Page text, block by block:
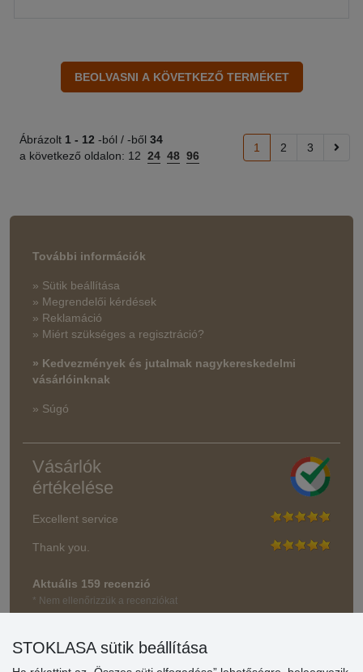
Ábrázolt 1 - 12 -ból / -ből 34
a következő oldalon: 12 24 48 96
1 2 3
További információk
» Sütik beállítása
» Megrendelői kérdések
» Reklamáció
» Miért szükséges a regisztráció?
» Kedvezmények és jutalmak nagykereskedelmi
vásárlóinknak
» Súgó
Vásárlók
értékelése
Excellent service
Thank you.
Aktuális 159 recenzió
* Nem ellenőrizzük a recenziókat
STOKLASA sütik beállítása